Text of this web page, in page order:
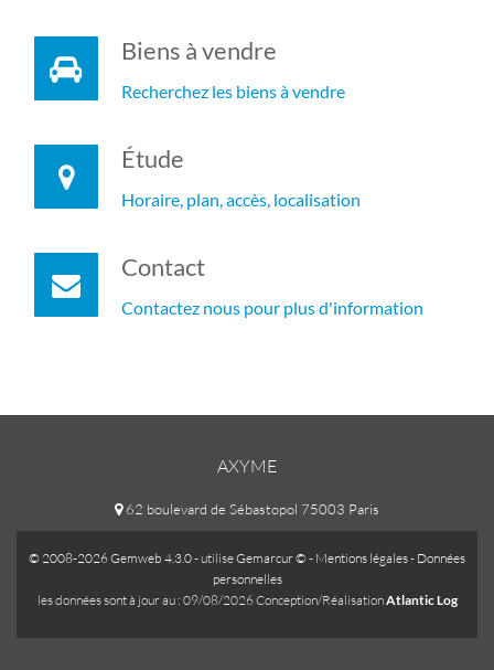
Biens à vendre
Recherchez les biens à vendre
Étude
Horaire, plan, accès, localisation
Contact
Contactez nous pour plus d'information
AXYME
62 boulevard de Sébastopol 75003 Paris
© 2008-2026 Gemweb 4.3.0- utiliseGemarcur © - Mentions légales- Données
personnelles
les données sont à jour au : 09/08/2026 Conception/RéalisationAtlantic Log